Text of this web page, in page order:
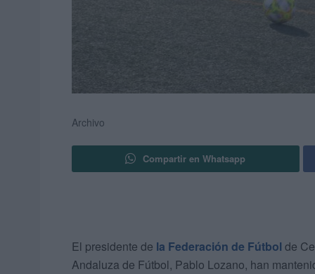
Archivo
Compartir en Whatsapp
El presidente de la Federación de Fútbol de
Andaluza de Fútbol, Pablo Lozano, han